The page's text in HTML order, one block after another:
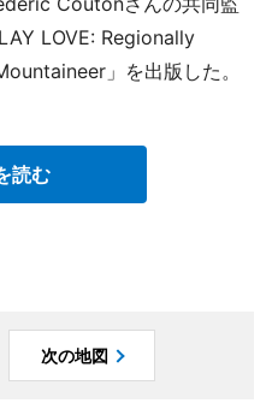
LOVE: Regionally
」を出版した。
読む
次の地図